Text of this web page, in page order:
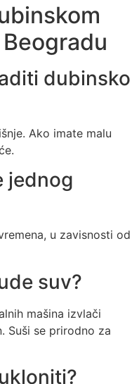
dubinsko
Ako imate malu
jednog
u zavisnosti od
suv?
mašina izvlači
Suši se prirodno za